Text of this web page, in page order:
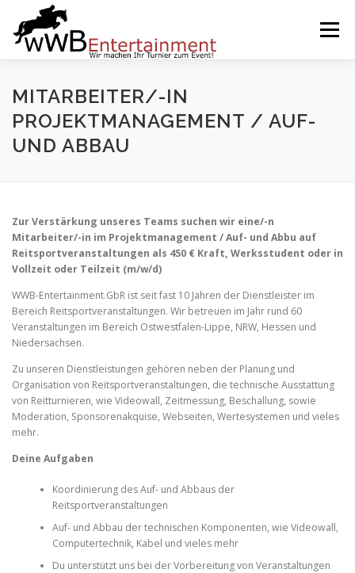
Inhalt
springen
Menü
START SERVICES EVENTS BY WWB
UNSERE PARTNER
MITARBEITER/-IN
PROJEKTMANAGEMENT / AUF-
UND ABBAU
Zur Verstärkung unseres Teams suchen wir eine/-n
Mitarbeiter/-in im Projektmanagement / Auf- und Abbu auf
Reitsportveranstaltungen als 450 € Kraft, Werksstudent oder in
Vollzeit oder Teilzeit (m/w/d)
WWB-Entertainment.GbR ist seit fast 10 Jahren der Dienstleister im
Bereich Reitsportveranstaltungen. Wir betreuen im Jahr rund 60
Veranstaltungen im Bereich Ostwestfalen-Lippe, NRW, Hessen und
Niedersachsen.
Zu unseren Dienstleistungen gehören neben der Planung und
Organisation von Reitsportveranstaltungen, die technische Ausstattung
von Reitturnieren, wie Videowall, Zeitmessung, Beschallung, sowie
Moderation, Sponsorenakquise, Webseiten, Wertesystemen und vieles
mehr.
Deine Aufgaben
Koordinierung des Auf- und Abbaus der
Reitsportveranstaltungen
Auf- und Abbau der technischen Komponenten, wie Videowall,
Computertechnik, Kabel und vieles mehr
Du unterstützt uns bei der Vorbereitung von Veranstaltungen